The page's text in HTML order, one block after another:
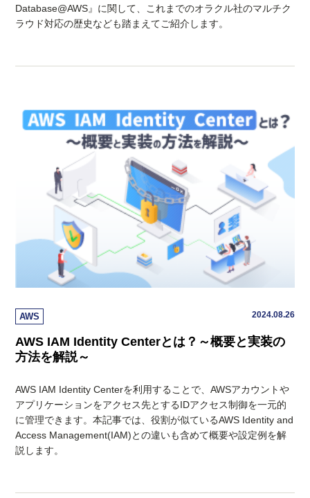
Database@AWS』に関して、これまでのオラクル社のマルチク
ラウド対応の歴史なども踏まえてご紹介します。
AWS 2024.08.26
AWS IAM Identity Centerとは？～概要と実装の
方法を解説～
AWS IAM Identity Centerを利用することで、AWSアカウントや
アプリケーションをアクセス先とするIDアクセス制御を一元的
に管理できます。本記事では、役割が似ているAWS Identity and
Access Management(IAM)との違いも含めて概要や設定例を解
説します。